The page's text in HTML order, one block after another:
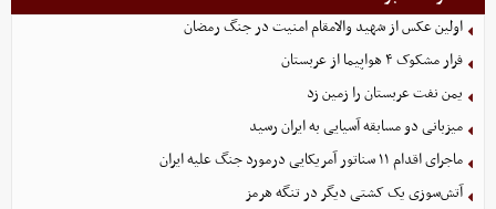
اولین عکس از شهید والامقام امنیت در جنگ رمضان
فرار مشکوک ۴ هواپیما از عربستان
یمن نفت عربستان را زمین زد
میزبانی دو مسابقه آسیایی به ایران رسید
ماجرای اقدام ۱۱ سناتور آمریکایی درمورد جنگ علیه ایران
آتش‌سوزی یک کشتی دیگر در تنگه هرمز